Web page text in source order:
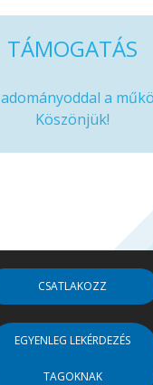
TÁMOGATÁS
a
Köszönjük!
CSATLAKOZZ
EGYENLEG LEKÉRDEZÉS
TAGOKNAK